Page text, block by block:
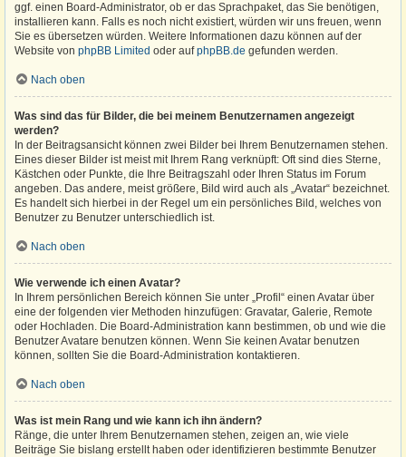
ggf. einen Board-Administrator, ob er das Sprachpaket, das Sie benötigen,
installieren kann. Falls es noch nicht existiert, würden wir uns freuen, wenn
Sie es übersetzen würden. Weitere Informationen dazu können auf der
Website von phpBB Limited oder aufphpBB.de gefunden werden.
Nach oben
Was sind das für Bilder, die bei meinem Benutzernamen angezeigt
werden?
In der Beitragsansicht können zwei Bilder bei Ihrem Benutzernamen stehen.
Eines dieser Bilder ist meist mit Ihrem Rang verknüpft: Oft sind dies Sterne,
Kästchen oder Punkte, die Ihre Beitragszahl oder Ihren Status im Forum
angeben. Das andere, meist größere, Bild wird auch als „Avatar“ bezeichnet.
Es handelt sich hierbei in der Regel um ein persönliches Bild, welches von
Benutzer zu Benutzer unterschiedlich ist.
Nach oben
Wie verwende ich einen Avatar?
In Ihrem persönlichen Bereich können Sie unter „Profil“ einen Avatar über
eine der folgenden vier Methoden hinzufügen: Gravatar, Galerie, Remote
oder Hochladen. Die Board-Administration kann bestimmen, ob und wie die
Benutzer Avatare benutzen können. Wenn Sie keinen Avatar benutzen
können, sollten Sie die Board-Administration kontaktieren.
Nach oben
Was ist mein Rang und wie kann ich ihn ändern?
Ränge, die unter Ihrem Benutzernamen stehen, zeigen an, wie viele
Beiträge Sie bislang erstellt haben oder identifizieren bestimmte Benutzer